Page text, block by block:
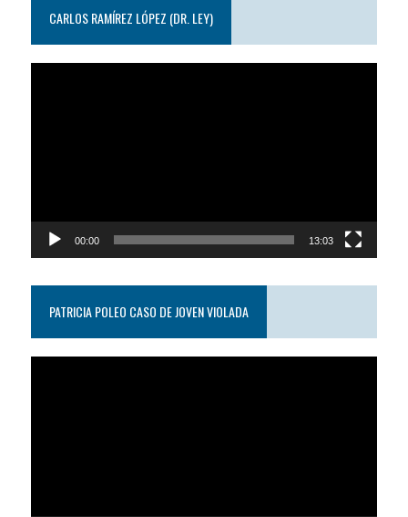
CARLOS RAMÍREZ LÓPEZ (DR. LEY)
00:00 13:03
PATRICIA POLEO CASO DE JOVEN VIOLADA